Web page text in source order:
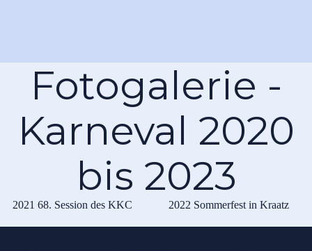
Fotogalerie -
Karneval 2020
bis 2023
2021 68. Session des KKC 2022 Sommerfest in Kraatz